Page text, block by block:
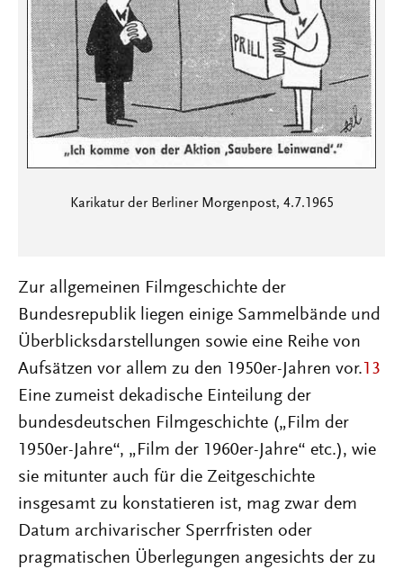
Karikatur der Berliner Morgenpost, 4.7.1965
Zur allgemeinen Filmgeschichte der
Bundesrepublik liegen einige Sammelbände und
Überblicksdarstellungen sowie eine Reihe von
Aufsätzen vor allem zu den 1950er-Jahren vor. 13
Eine zumeist dekadische Einteilung der
bundesdeutschen Filmgeschichte („Film der
1950er-Jahre“, „Film der 1960er-Jahre“ etc.), wie
sie mitunter auch für die Zeitgeschichte
insgesamt zu konstatieren ist, mag zwar dem
Datum archivarischer Sperrfristen oder
pragmatischen Überlegungen angesichts der zu